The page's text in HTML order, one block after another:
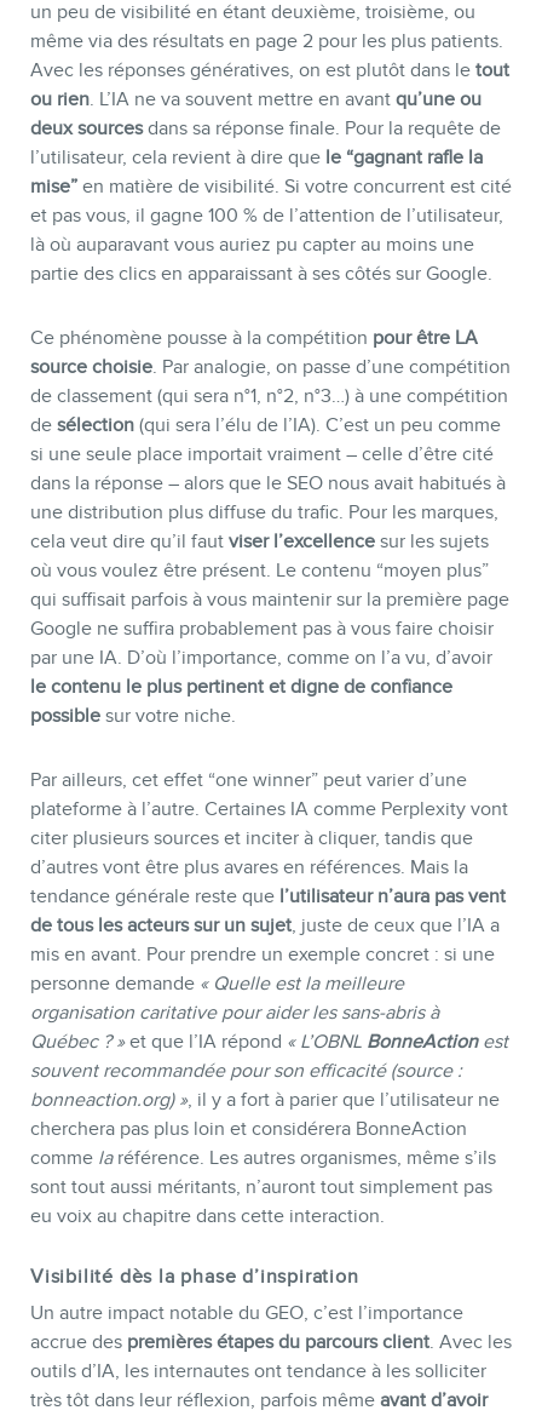
un peu de visibilité en étant deuxième, troisième, ou
même via des résultats en page 2 pour les plus patients.
Avec les réponses génératives, on est plutôt dans le tout
ou rien. L’IA ne va souvent mettre en avant qu’une ou
deux sourcesdans sa réponse finale. Pour la requête de
l’utilisateur, cela revient à dire que le “gagnant rafle la
mise” en matière de visibilité. Si votre concurrent est cité
et pas vous, il gagne 100 % de l’attention de l’utilisateur,
là où auparavant vous auriez pu capter au moins une
partie des clics en apparaissant à ses côtés sur Google.
Ce phénomène pousse à la compétition pour être LA
source choisie. Par analogie, on passe d’une compétition
de classement (qui sera n°1, n°2, n°3…) à une compétition
de sélection (qui sera l’élu de l’IA). C’est un peu comme
si une seule place importait vraiment – celle d’être cité
dans la réponse – alors que le SEO nous avait habitués à
une distribution plus diffuse du trafic. Pour les marques,
cela veut dire qu’il faut viser l’excellence sur les sujets
où vous voulez être présent. Le contenu “moyen plus”
qui suffisait parfois à vous maintenir sur la première page
Google ne suffira probablement pas à vous faire choisir
par une IA. D’où l’importance, comme on l’a vu, d’avoir
le contenu le plus pertinent et digne de confiance
possible sur votre niche.
Par ailleurs, cet effet “one winner” peut varier d’une
plateforme à l’autre. Certaines IA comme Perplexity vont
citer plusieurs sources et inciter à cliquer, tandis que
d’autres vont être plus avares en références. Mais la
tendance générale reste que l’utilisateur n’aura pas vent
de tous les acteurs sur un sujet, juste de ceux que l’IA a
mis en avant. Pour prendre un exemple concret : si une
personne demande « Quelle est la meilleure
organisation caritative pour aider les sans-abris à
Québec ? »et que l’IA répond « L’OBNL BonneActionest
souvent recommandée pour son efficacité (source :
bonneaction.org) », il y a fort à parier que l’utilisateur ne
cherchera pas plus loin et considérera BonneAction
comme laréférence. Les autres organismes, même s’ils
sont tout aussi méritants, n’auront tout simplement pas
eu voix au chapitre dans cette interaction.
Visibilité dès la phase d’inspiration
Un autre impact notable du GEO, c’est l’importance
accrue des premières étapes du parcours client. Avec les
outils d’IA, les internautes ont tendance à les solliciter
très tôt dans leur réflexion, parfois même avant d’avoir